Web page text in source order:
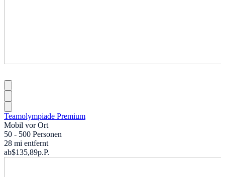
Teamolympiade Premium
Mobil vor Ort
50 - 500 Personen
28 mi entfernt
ab$135,89p.P.